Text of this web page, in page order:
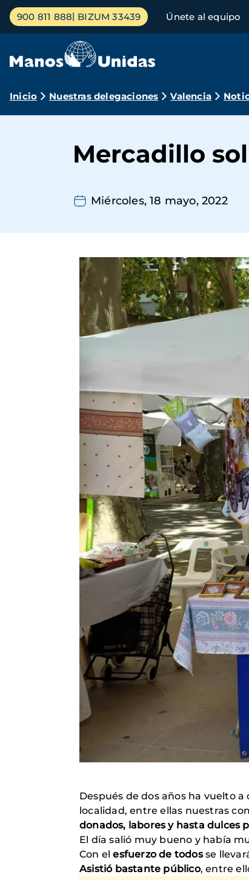
Pasar
contenido
Menú
principal
900 811 888 BIZUM 33439 Únete al equipo
Ruta
navegación
Inicio Nuestras delegaciones Valencia
Mercadillo
Miércoles, 18 mayo, 2022
Después de dos años ha vuelto a
localidad, entre ellas nuestras
donados, labores y hasta dulces
El día salió muy bueno y había
Con elesfuerzo de todosse
Asistió bastante público, entre